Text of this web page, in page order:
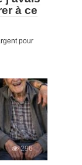
à ce
pour
296